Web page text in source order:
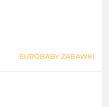
EUROBABY ZABAWKI